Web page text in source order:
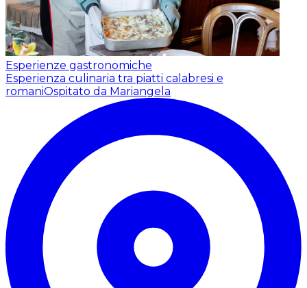
Esperienze gastronomiche
Esperienza culinaria tra piatti calabresi e
romaniOspitato da Mariangela